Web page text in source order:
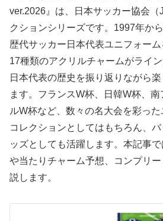
ver.2026』は、日本サッカー協会（
クションシリーズです。1997年か
歴代サッカー日本代表ユニフォー
17種類のアクリルチャームがライン
日本代表の歴史を振り返りながら
ます。フランスW杯、日韓W杯、
ルW杯など、数々の名大会を彩った
コレクションとしてはもちろん、
ッズとしても活躍します。本記事
や当たりチャーム予想、コンプリ
説します。